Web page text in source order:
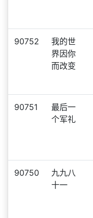
90752
我的世
界因你
而改变
90751
最后一
个军礼
90750
九九八
十一